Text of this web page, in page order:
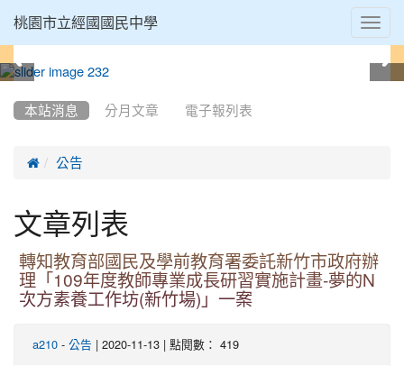
桃園市立經國國民中學
本站消息 分月文章 電子報列表
 公告
文章列表
轉知教育部國民及學前教育署委託新竹市政府辦
理「109年度教師專業成長研習實施計畫-夢的N
次方素養工作坊(新竹場)」一案
a210 - 公告 | 2020-11-13 | 點閱數： 419